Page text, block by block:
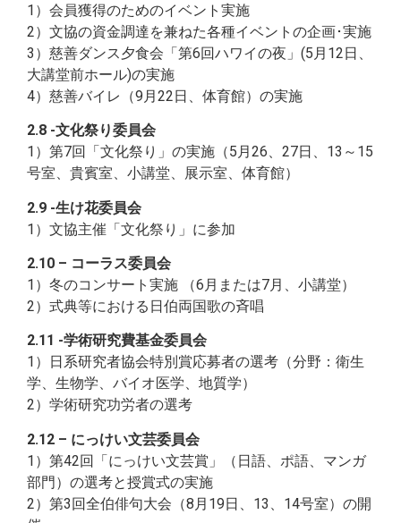
1）会員獲得のためのイベント実施
2）文協の資金調達を兼ねた各種イベントの企画･実施
3）慈善ダンス夕食会「第6回ハワイの夜」(5月12日、
大講堂前ホール)の実施
4）慈善バイレ（9月22日、体育館）の実施
2.8 -文化祭り委員会
1）第7回「文化祭り」の実施（5月26、27日、13～15
号室、貴賓室、小講堂、展示室、体育館）
2.9 -生け花委員会
1）文協主催「文化祭り」に参加
2.10 – コーラス委員会
1）冬のコンサート実施 （6月または7月、小講堂）
2）式典等における日伯両国歌の斉唱
2.11 -学術研究費基金委員会
1）日系研究者協会特別賞応募者の選考（分野：衛生
学、生物学、バイオ医学、地質学）
2）学術研究功労者の選考
2.12 – にっけい文芸委員会
1）第42回「にっけい文芸賞」（日語、ポ語、マンガ
部門）の選考と授賞式の実施
2）第3回全伯俳句大会（8月19日、13、14号室）の開